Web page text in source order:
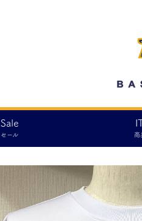
Sale
セール 商